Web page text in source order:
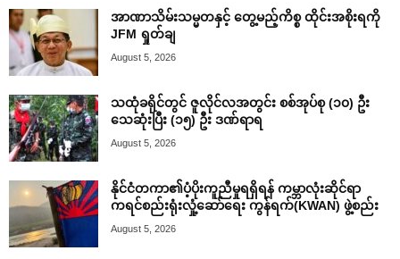
အာဏာသိမ်းသမ္မတနှင့် တွေ့မည့်ကိစ္စ ထိုင်းအစိုးရကို
JFM ရှုတ်ချ
August 5, 2026
သထုံခရိုင်တွင် ဇူလိုင်လအတွင်း စစ်အုပ်စု (၁၀) ဦး
သေဆုံးပြီး (၁၅) ဦး ဒဏ်ရာရ
August 5, 2026
နိုင်ငံတကာ၏ပံ့ပိုးကူညီမှုရရှိရန် ကမ္ဘာလုံးဆိုင်ရာ
ကရင်စည်းရုံးလှုံ့ဆော်ရေး ကွန်ရက်(KWAN) ဖွဲ့စည်း
August 5, 2026